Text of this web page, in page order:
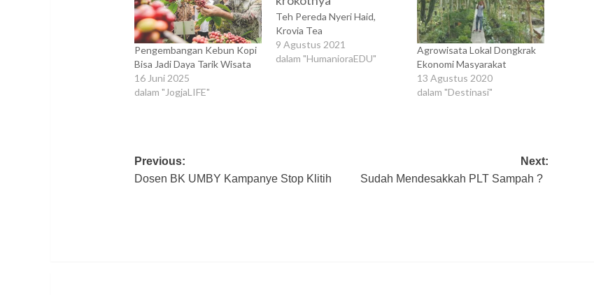
Pengembangan Kebun Kopi
Bisa Jadi Daya Tarik Wisata
16 Juni 2025
dalam "JogjaLIFE"
Teh Pereda Nyeri Haid,
Krovia Tea
9 Agustus 2021
dalam "HumanioraEDU"
Agrowisata Lokal Dongkrak
Ekonomi Masyarakat
13 Agustus 2020
dalam "Destinasi"
Post
navigation
Previous:
Dosen BK UMBY Kampanye Stop Klitih
Next:
Sudah Mendesakkah PLT Sampah ?